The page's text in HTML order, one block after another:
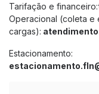
Tarifação e financeiro:
Operacional (coleta e
cargas):
Estacionamento: